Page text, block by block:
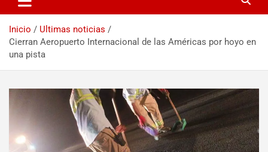
Inicio
Ultimas noticias
Cierran Aeropuerto Internacional de las Américas por hoyo en
una pista